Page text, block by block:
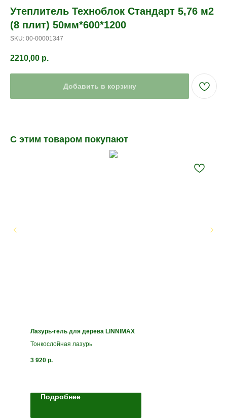
Утеплитель Техноблок Стандарт 5,76 м2
(8 плит) 50мм*600*1200
SKU: 00-00001347
2210,00 р.
Добавить в корзину
С этим товаром покупают
Лазурь-гель для дерева LINNIMAX
Тонкослойная лазурь
3 920 р.
Подробнее